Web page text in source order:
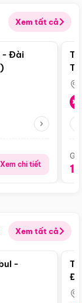
Xem tất cả
nổi bật
- Đài
Xem chi tiết
Xem tất cả
nổi bật
-